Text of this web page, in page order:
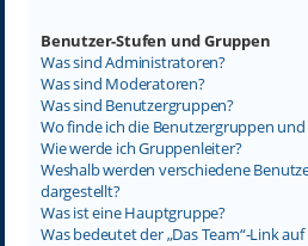
Benutzer-Stufen und Gruppen
Was sind Administratoren?
Was sind Moderatoren?
Was sind Benutzergruppen?
Wo finde ich die Benutzergruppen
Wie werde ich Gruppenleiter?
Weshalb werden verschiedene
dargestellt?
Was ist eine Hauptgruppe?
Was bedeutet der „Das Team“-Link